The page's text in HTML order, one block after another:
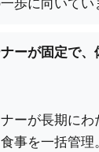
歩に向いてい
ーが固定で、
ーが長期にわ
事を一括管理